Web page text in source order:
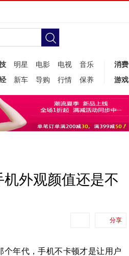
明星 电影 电视
音乐
新车 导购 行情 保养
消费
游戏
外观颜值还是不
分享
年代，手机不卡顿才是让用户